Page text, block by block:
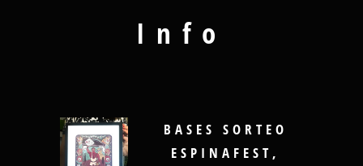
Info
BASES SORTEO
ESPINAFEST,